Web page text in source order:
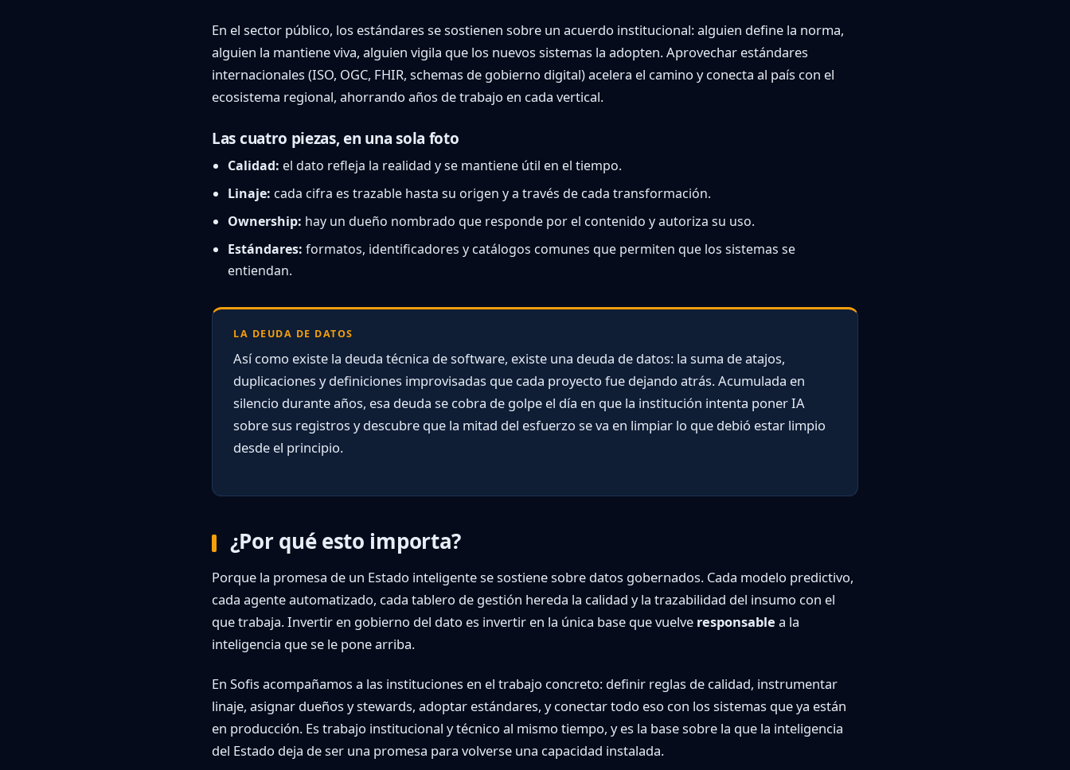
En el sector público, los estándares se sostienen sobre un acuerdo institucional: alguien define la norma,
alguien la mantiene viva, alguien vigila que los nuevos sistemas la adopten. Aprovechar estándares
internacionales (ISO, OGC, FHIR, schemas de gobierno digital) acelera el camino y conecta al país con el
ecosistema regional, ahorrando años de trabajo en cada vertical.
Las cuatro piezas, en una sola foto
Calidad: el dato refleja la realidad y se mantiene útil en el tiempo.
Linaje: cada cifra es trazable hasta su origen y a través de cada transformación.
Ownership: hay un dueño nombrado que responde por el contenido y autoriza su uso.
Estándares: formatos, identificadores y catálogos comunes que permiten que los sistemas se
entiendan.
LA DEUDA DE DATOS
Así como existe la deuda técnica de software, existe una deuda de datos: la suma de atajos,
duplicaciones y definiciones improvisadas que cada proyecto fue dejando atrás. Acumulada en
silencio durante años, esa deuda se cobra de golpe el día en que la institución intenta poner IA
sobre sus registros y descubre que la mitad del esfuerzo se va en limpiar lo que debió estar limpio
desde el principio.
¿Por qué esto importa?
Porque la promesa de un Estado inteligente se sostiene sobre datos gobernados. Cada modelo predictivo,
cada agente automatizado, cada tablero de gestión hereda la calidad y la trazabilidad del insumo con el
que trabaja. Invertir en gobierno del dato es invertir en la única base que vuelve responsable a la
inteligencia que se le pone arriba.
En Sofis acompañamos a las instituciones en el trabajo concreto: definir reglas de calidad, instrumentar
linaje, asignar dueños y stewards, adoptar estándares, y conectar todo eso con los sistemas que ya están
en producción. Es trabajo institucional y técnico al mismo tiempo, y es la base sobre la que la inteligencia
del Estado deja de ser una promesa para volverse una capacidad instalada.